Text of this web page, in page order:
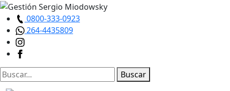
0800-333-0923
264-4435809
Buscar